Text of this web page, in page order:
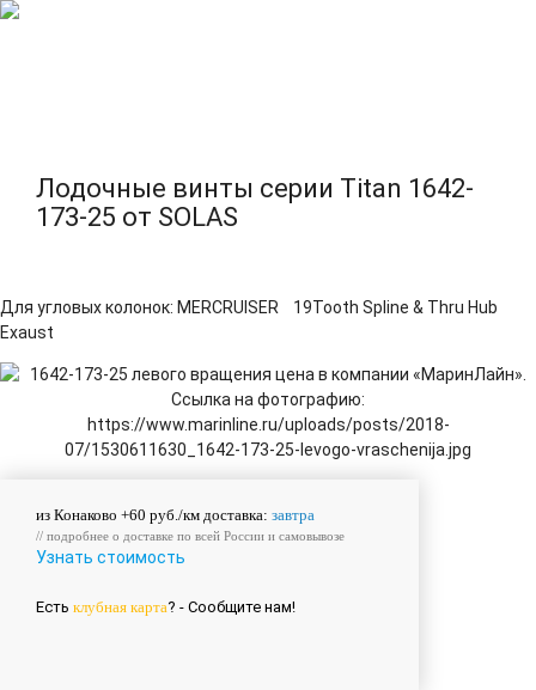
Лодочные винты серии Titan 1642-
173-25 от SOLAS
Для угловых колонок: MERCRUISER 19Tooth Spline & Thru Hub
Exaust
из Конаково +60 руб./км доставка: завтра
// подробнее о доставке по всей России и самовывозе
Узнать стоимость
Есть клубная карта? - Сообщите нам!